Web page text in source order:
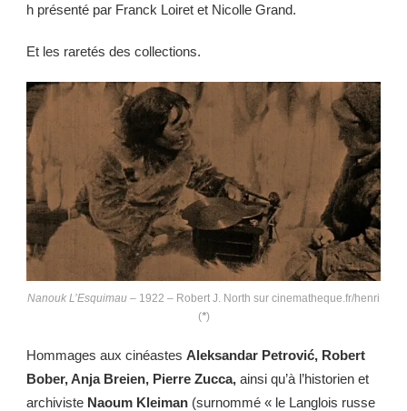
h présenté par Franck Loiret et Nicolle Grand.
Et les raretés des collections.
Nanouk L’Esquimau – 1922 – Robert J. North sur cinematheque.fr/henri
(*)
Hommages aux cinéastes Aleksandar Petrović, Robert
Bober, Anja Breien, Pierre Zucca, ainsi qu’à l’historien et
archiviste Naoum Kleiman (surnommé « le Langlois russe